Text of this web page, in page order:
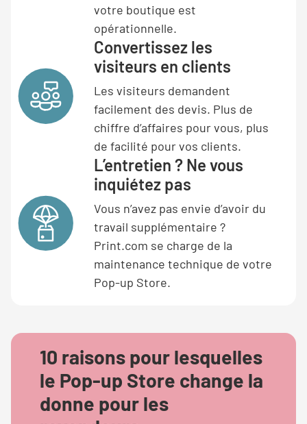
votre boutique est
opérationnelle.
Convertissez les
visiteurs en clients
Les visiteurs demandent
facilement des devis. Plus de
chiffre d’affaires pour vous, plus
de facilité pour vos clients.
L’entretien ? Ne vous
inquiétez pas
Vous n’avez pas envie d’avoir du
travail supplémentaire ?
Print.com se charge de la
maintenance technique de votre
Pop-up Store.
10 raisons pour lesquelles
le Pop-up Store change la
donne pour les